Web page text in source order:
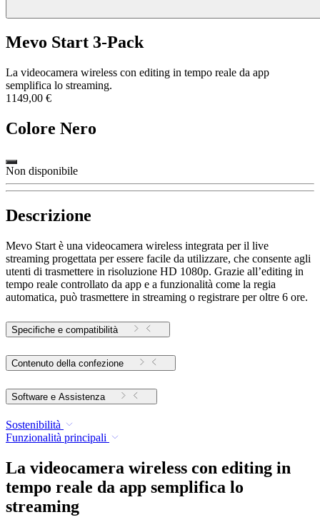
Mevo Start 3-Pack
La videocamera wireless con editing in tempo reale da app
semplifica lo streaming.
1149,00 €
Colore Nero
Non disponibile
Descrizione
Mevo Start è una videocamera wireless integrata per il live
streaming progettata per essere facile da utilizzare, che consente agli
utenti di trasmettere in risoluzione HD 1080p. Grazie all’editing in
tempo reale controllato da app e a funzionalità come la regia
automatica, può trasmettere in streaming o registrare per oltre 6 ore.
Specifiche e compatibilità
Contenuto della confezione
Software e Assistenza
Sostenibilità
Funzionalità principali
La videocamera wireless con editing in
tempo reale da app semplifica lo
streaming